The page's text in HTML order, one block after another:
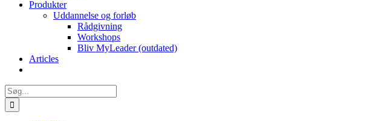
Produkter
Uddannelse og forløb
Rådgivning
Workshops
Bliv MyLeader (outdated)
Articles
Søg
efter: